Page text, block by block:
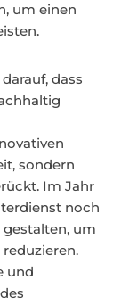
um einen
dass
sondern
Im Jahr
noch
um
und